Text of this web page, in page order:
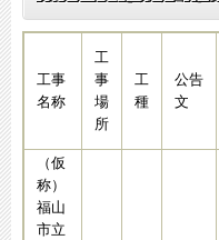
工事
名称
工
事
場
所
工
種
公告
文
（仮
称）
福山
市立